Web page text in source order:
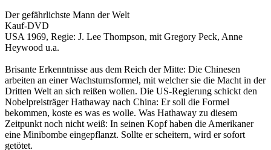
Der gefährlichste Mann der Welt
Kauf-DVD
USA 1969, Regie: J. Lee Thompson, mit Gregory Peck, Anne
Heywood u.a.
Brisante Erkenntnisse aus dem Reich der Mitte: Die Chinesen
arbeiten an einer Wachstumsformel, mit welcher sie die Macht in der
Dritten Welt an sich reißen wollen. Die US-Regierung schickt den
Nobelpreisträger Hathaway nach China: Er soll die Formel
bekommen, koste es was es wolle. Was Hathaway zu diesem
Zeitpunkt noch nicht weiß: In seinen Kopf haben die Amerikaner
eine Minibombe eingepflanzt. Sollte er scheitern, wird er sofort
getötet.